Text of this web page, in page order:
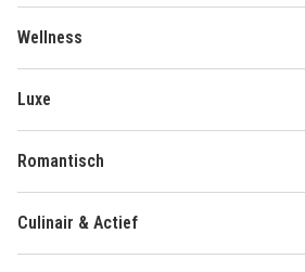
Wellness
Luxe
Romantisch
Culinair & Actief